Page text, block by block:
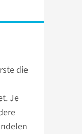
die
Je